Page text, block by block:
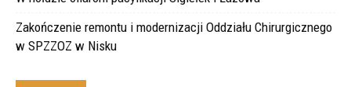
Zakończenie remontu i modernizacji Oddziału Chirurgicznego
w SPZZOZ w Nisku